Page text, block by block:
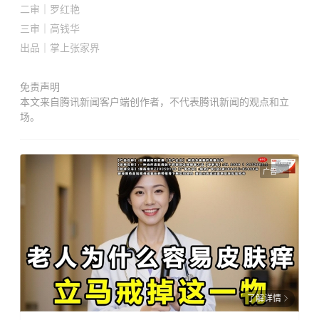
二审｜ 罗红艳
三审｜ 高钱华
出品｜掌上张家界
免责声明
本文来自腾讯新闻客户端创作者，不代表腾讯新闻的观点和立
场。
广告
了解详情